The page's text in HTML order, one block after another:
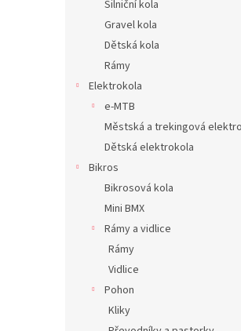
Silniční kola
Gravel kola
Dětská kola
Rámy
Elektrokola
e-MTB
Městská a trekingová
Dětská elektrokola
Bikros
Bikrosová kola
Mini BMX
Rámy a vidlice
Rámy
Vidlice
Pohon
Kliky